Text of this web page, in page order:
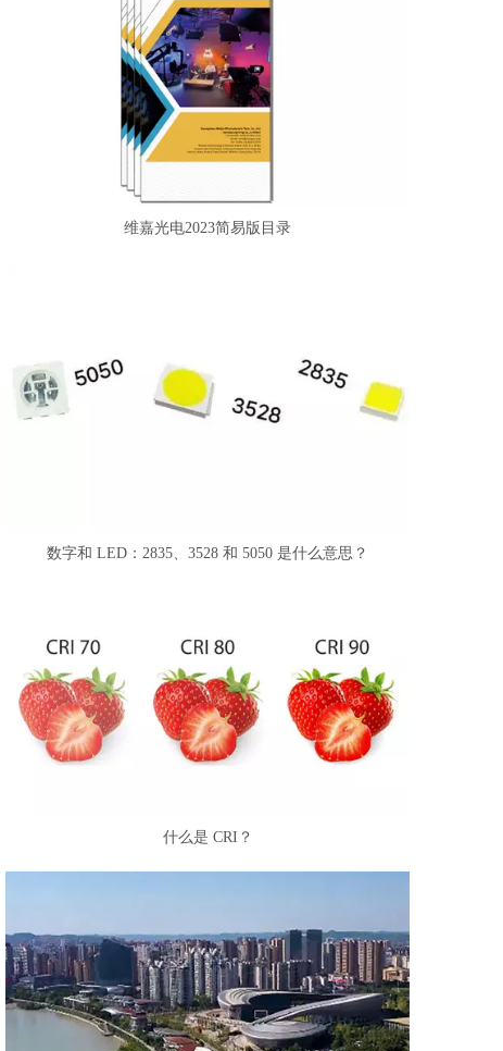
维嘉光电2023简易版目录
数字和 LED：2835、3528 和 5050 是什么意思？
什么是 CRI？